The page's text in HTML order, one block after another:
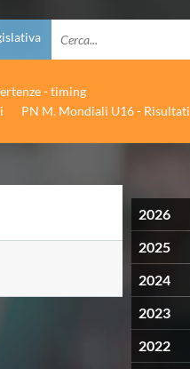
- timing
PN M. Mondiali U16 - Risultati
2026
2025
2024
2023
2022